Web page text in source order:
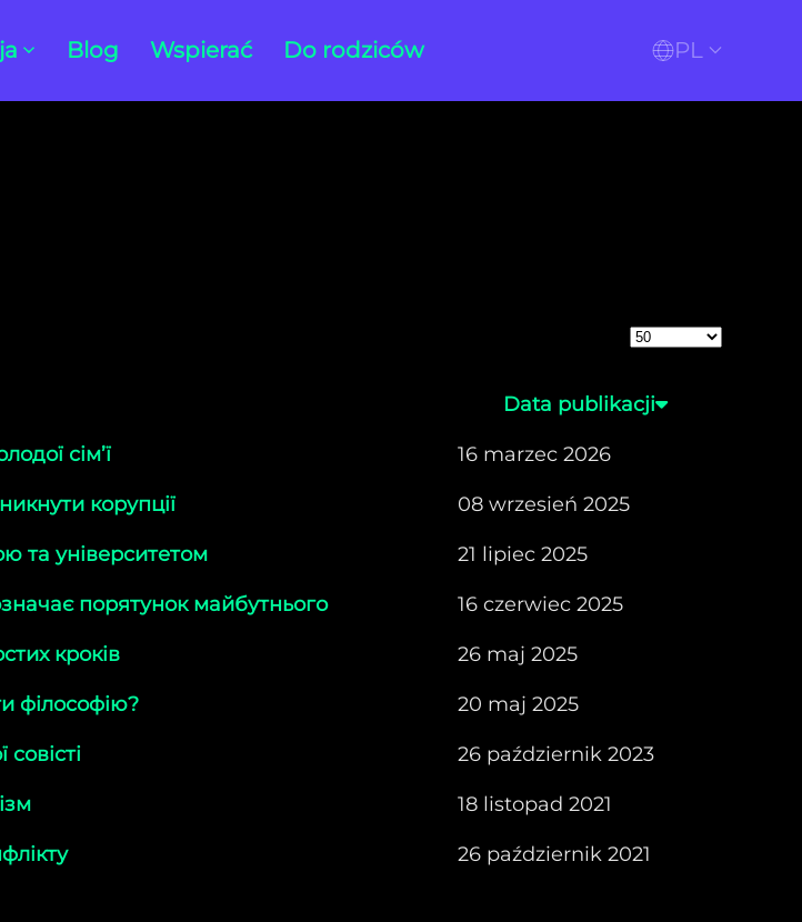
Blog Wspierać Do rodziców PL
Pokaż #
Data publikacji
сім’ї 16 marzec 2026
корупції 08 wrzesień 2025
та університетом 21 lipiec 2025
порятунок майбутнього 16 czerwiec 2025
кроків 26 maj 2025
філософію? 20 maj 2025
26 październik 2023
18 listopad 2021
26 październik 2021